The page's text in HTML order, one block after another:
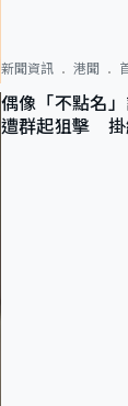
新聞資訊 港聞
偶像「不點名
遭群起狙擊 掛